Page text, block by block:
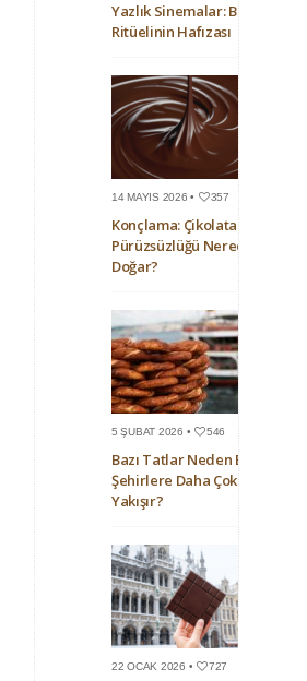
Yazlık Sinemalar: Bir Yaz
Ritüelinin Hafızası
14 MAYIS 2026 • 357
Konçlama: Çikolatanın
Pürüzsüzlüğü Nerede
Doğar?
5 ŞUBAT 2026 • 546
Bazı Tatlar Neden Bazı
Şehirlere Daha Çok
Yakışır?
22 OCAK 2026 • 727